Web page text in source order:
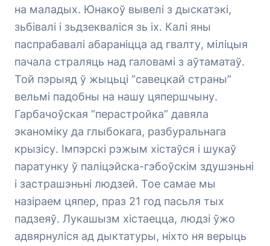
на маладых. Юнакоў вывелі з дыскатэкі,
зьбівалі і зьдзекваліся зь іх. Калі яны
паспрабавалі абараніцца ад гвалту, міліцыя
пачала страляць над галовамі з аўтаматаў.
Той пэрыяд ў жыцьці “савецкай страны”
вельмі падобны на нашу цяпершчыну.
Гарбачоўская “перастройка” давяла
эканоміку да глыбокага, разбуральнага
крызісу. Імпэрскі рэжым хістаўся і шукаў
паратунку ў паліцэйска-гэбоўскім здушэньні
і застрашэньні людзей. Тое самае мы
назіраем цяпер, праз 21 год пасьля тых
падзеяў. Лукашызм хістаецца, людзі ўжо
адвярнуліся ад дыктатуры, ніхто ня верыць